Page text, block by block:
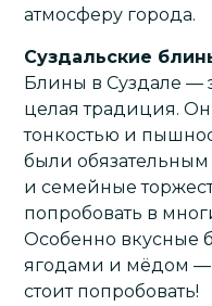
атмосферу города.
Суздальские
Блины в Суздале —
целая традиция.
тонкостью и
были
и семейные
попробовать в
Особенно вкусные
ягодами и мёдом —
стоит попробовать!